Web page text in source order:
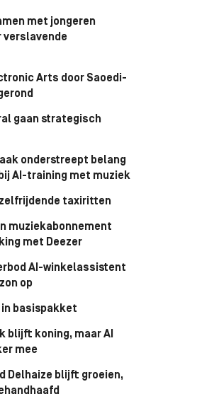
met jongeren
verslavende
Arts door Saoedi-
gaan strategisch
onderstreept belang
AI-training met muziek
taxiritten
muziekabonnement
met Deezer
AI-winkelassistent
op
in basispakket
blijft koning, maar AI
mee
Delhaize blijft groeien,